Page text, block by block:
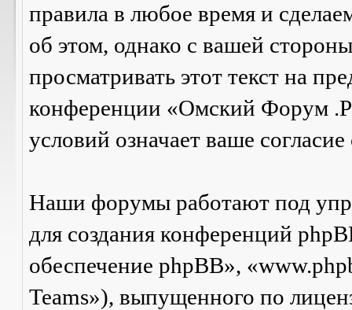
правила в любое время и
об этом, однако с вашей
просматривать этот текст на
конференции «Омский Форум
условий означает ваше
Наши форумы работают под
для создания конференций
обеспечение phpBB»,
Teams»), выпущенного по